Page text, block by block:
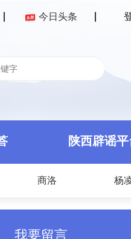
今日头条
陕西辟谣
商洛 杨
我要留言